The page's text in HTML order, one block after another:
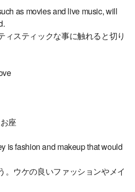
as movies and live music, will
ィスティックな事に触れると切り
座
is fashion and makeup that would
。ウケの良いファッションやメイ